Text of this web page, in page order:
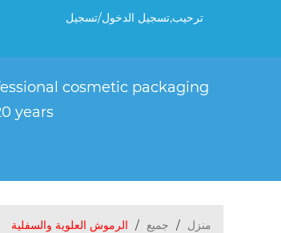
ترحيب,تسجيل الدخول/تسجيل
منزل / جميع / الرموش العلوية والسفلية